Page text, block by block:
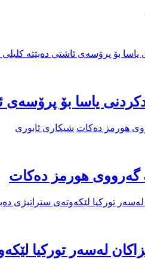
یاسا بۆ پرۆسەی
شیکاری ئابوری
گەرووی هورمز دەكات
لەسەر توركیا